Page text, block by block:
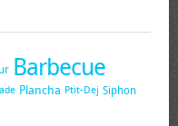
Barbecue
Plancha Ptit-Dej Siphon